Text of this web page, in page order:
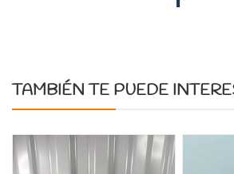
TAMBIÉN TE PUEDE